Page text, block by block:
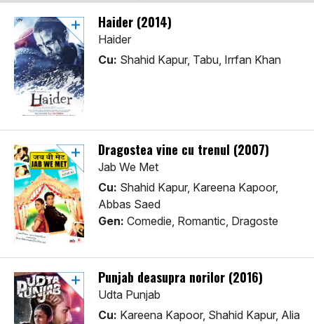
Haider (2014)
Haider
Cu: Shahid Kapur, Tabu, Irrfan Khan
Dragostea vine cu trenul (2007)
Jab We Met
Cu: Shahid Kapur, Kareena Kapoor,
Abbas Saed
Gen: Comedie, Romantic, Dragoste
Punjab deasupra norilor (2016)
Udta Punjab
Cu: Kareena Kapoor, Shahid Kapur, Alia